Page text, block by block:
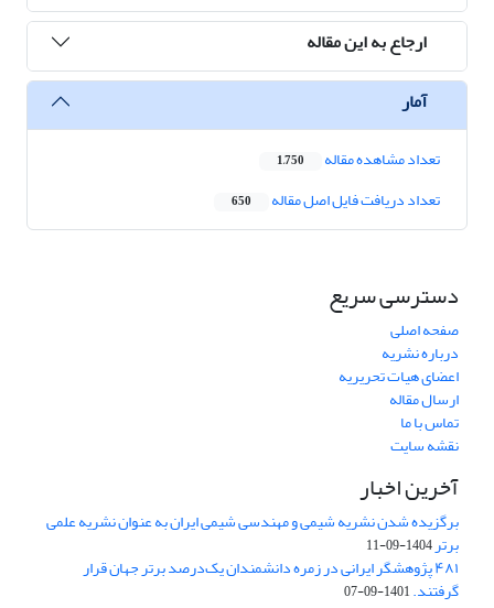
ارجاع به این مقاله
آمار
تعداد مشاهده مقاله 1,750
تعداد دریافت فایل اصل مقاله 650
دسترسی سریع
صفحه اصلی
درباره نشریه
اعضای هیات تحریریه
ارسال مقاله
تماس با ما
نقشه سایت
آخرین اخبار
برگزیده شدن نشریه شیمی و مهندسی شیمی ایران به عنوان نشریه علمی
برتر1404-09-11
۴۸۱ پژوهشگر ایرانی در زمره دانشمندان یک‌درصد برتر جهان قرار
گرفتند.1401-09-07